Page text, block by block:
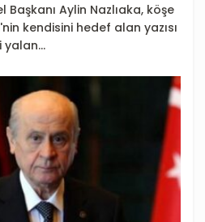
Başkanı Aylin Nazlıaka, köşe
kendisini hedef alan yazısı
yalan...